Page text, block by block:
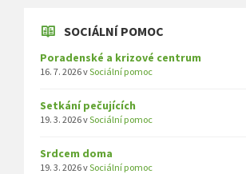
SOCIÁLNÍ POMOC
Poradenské a krizové centrum
16. 7. 2026vSociální pomoc
Setkání pečujících
19. 3. 2026vSociální pomoc
Srdcem doma
19. 3. 2026vSociální pomoc